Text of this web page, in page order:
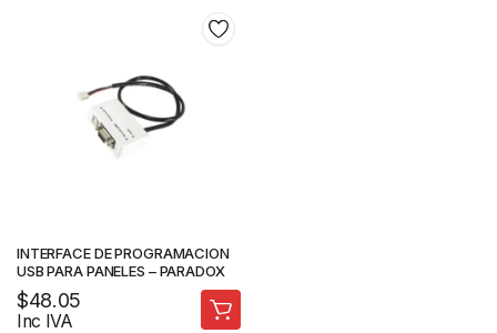
INTERFACE DE PROGRAMACION
USB PARA PANELES – PARADOX
$48.05
Inc IVA